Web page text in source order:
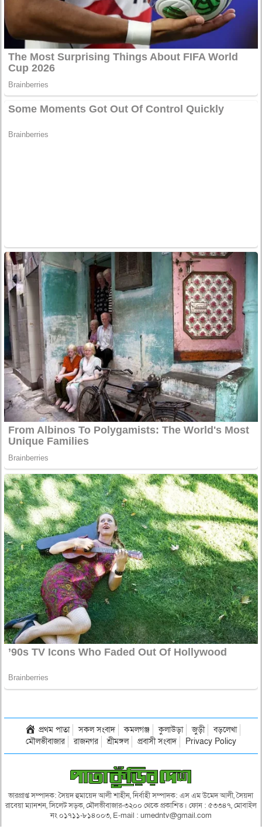
প্রথম পাতা সকল সংবাদ কমলগঞ্জ কুলাউড়া জুড়ী
বড়লেখা
মৌলভীবাজার
রাজনগর শ্রীমঙ্গল প্রবাসী সংবাদ Privacy Policy
ভারপ্রাপ্ত সম্পাদক: সৈয়দ হুমায়েদ আলী শাহীন, নির্বাহী সম্পাদক: এস এম উমেদ আলী, সৈয়দা
রাবেয়া ম্যানশন, সিলেট সড়ক, মৌলভীবাজার-৩২০০ থেকে প্রকাশিত। ফোন : ৫৩৩৪৭, মোবাইল
নং ০১৭১১-৮১৪০০৩, E-mail : umedntv@gmail.com